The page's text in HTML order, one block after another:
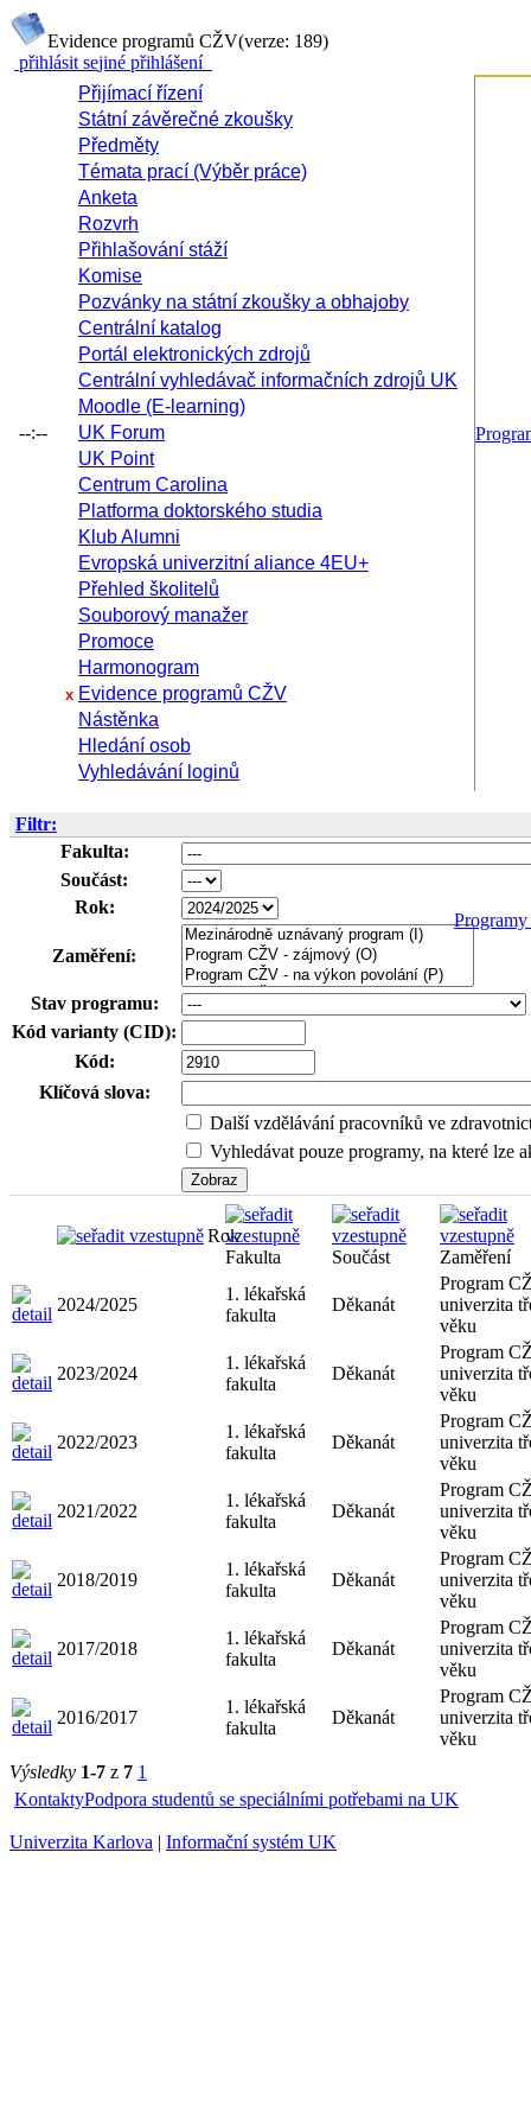
Evidence programů CŽV(verze: 189)
přihlásit sejiné přihlášení
--:--
Přijímací řízení
Státní závěrečné zkoušky
Předměty
Témata prací (Výběr práce)
Anketa
Rozvrh
Přihlašování stáží
Komise
Pozvánky na státní zkoušky a obhajoby
Centrální katalog
Portál elektronických zdrojů
Centrální vyhledávač informačních zdrojů UK
Moodle (E-learning)
UK Forum
UK Point
Centrum Carolina
Platforma doktorského studia
Klub Alumni
Evropská univerzitní aliance 4EU+
Přehled školitelů
Souborový manažer
Promoce
Harmonogram
x Evidence programů CŽV
Nástěnka
Hledání osob
Vyhledávání loginů
Filtr:
Fakulta:
Součást:
Rok:
Zaměření:
Stav programu:
Kód varianty (CID):
Kód:
Klíčová slova:
Další vzdělávání pracovníků ve
Vyhledávat pouze programy, na které lze
Rok
Fakulta
Součást Zaměření
2024/2025
1. lékařská
fakulta
Děkanát
Program
univerzita
věku
2023/2024
1. lékařská
fakulta
Děkanát
Program
univerzita
věku
2022/2023
1. lékařská
fakulta
Děkanát
Program
univerzita
věku
2021/2022
1. lékařská
fakulta
Děkanát
Program
univerzita
věku
2018/2019
1. lékařská
fakulta
Děkanát
Program
univerzita
věku
2017/2018
1. lékařská
fakulta
Děkanát
Program
univerzita
věku
2016/2017
1. lékařská
fakulta
Děkanát
Program
univerzita
věku
Výsledky 1-7 z 7 1
KontaktyPodpora studentů se speciálními potřebami na UK
Univerzita Karlova | Informační systém UK